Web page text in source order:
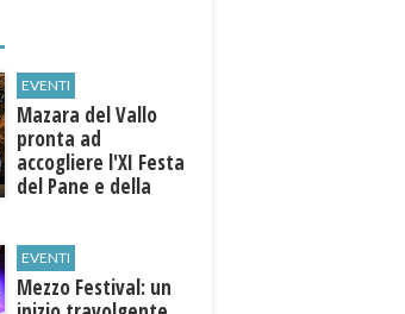
EVENTI
Mazara del Vallo
pronta ad
accogliere l'XI Festa
del Pane e della
EVENTI
Mezzo Festival: un